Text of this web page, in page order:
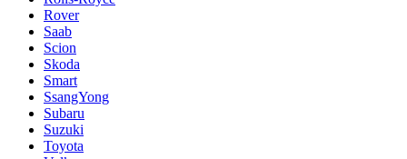
Rover
Saab
Scion
Skoda
Smart
SsangYong
Subaru
Suzuki
Toyota